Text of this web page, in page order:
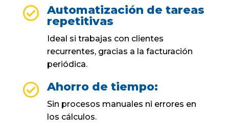
 Automatización de tareas
repetitivas
Ideal si trabajas con clientes
recurrentes, gracias a la facturación
periódica.
 Ahorro de tiempo:
Sin procesos manuales ni errores en
los cálculos.